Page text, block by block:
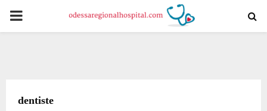
PRIMARY
dentiste